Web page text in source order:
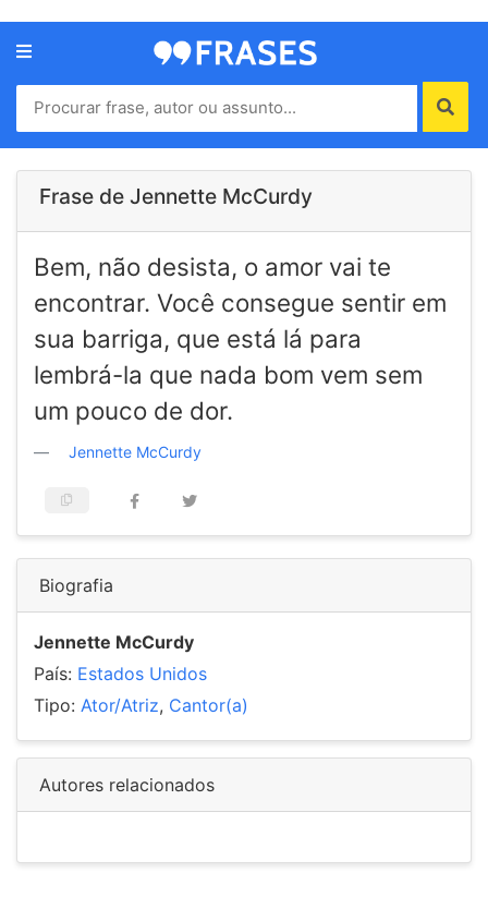
Menu
Home
Autores
de
Contato
Frase de Jennette McCurdy
Bem, não desista, o amor vai te
encontrar. Você consegue sentir em
sua barriga, que está lá para
lembrá-la que nada bom vem sem
um pouco de dor.
Jennette McCurdy
Biografia
Jennette McCurdy
País: Estados Unidos
Tipo: Ator/Atriz, Cantor(a)
Autores relacionados